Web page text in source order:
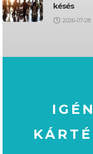
késés
2026-07-28